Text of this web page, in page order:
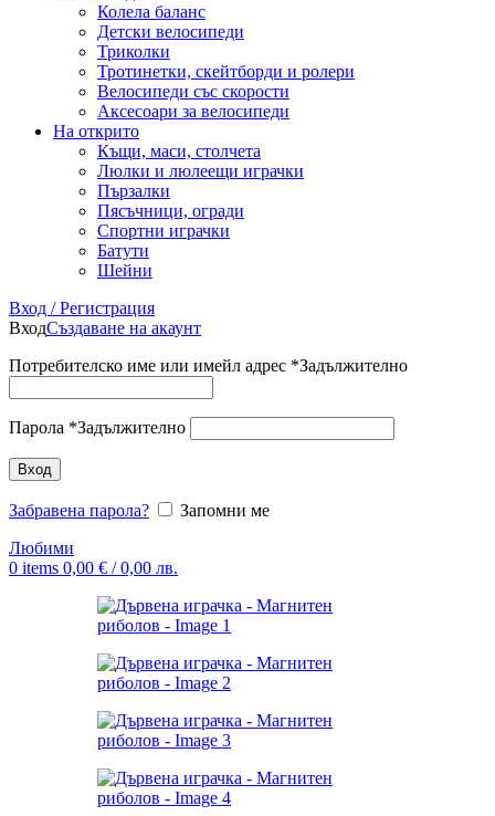
Колела баланс
Детски велосипеди
Триколки
Тротинетки, скейтборди и ролери
Велосипеди със скорости
Аксесоари за велосипеди
На открито
Къщи, маси, столчета
Люлки и люлеещи играчки
Пързалки
Пясъчници, огради
Спортни играчки
Батути
Шейни
Вход / Регистрация
ВходСъздаване на акаунт
Потребителско име или имейл адрес *Задължително
Парола *Задължително
Вход
Забравена парола?
Запомни ме
Любими
0 items 0,00 € / 0,00 лв.